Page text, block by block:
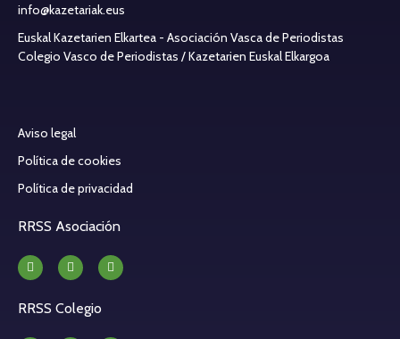
info@kazetariak.eus
Euskal Kazetarien Elkartea - Asociación Vasca de Periodistas
Colegio Vasco de Periodistas / Kazetarien Euskal Elkargoa
Aviso legal
Política de cookies
Política de privacidad
RRSS Asociación
RRSS Colegio